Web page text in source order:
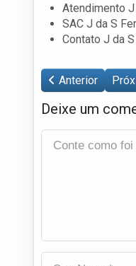
Atendimento
SAC J da S
Contato J da
Anterior
Deixe um